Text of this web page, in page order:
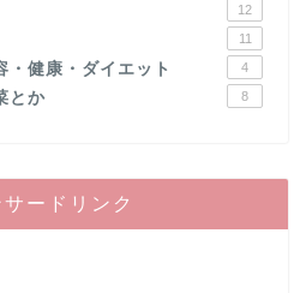
12
11
健康・ダイエット 4
とか 8
ードリンク